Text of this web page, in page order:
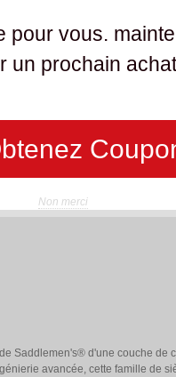
pour vous.
un prochain
Non merci
Saddlemen's® d'une couche
avancée, cette famille de